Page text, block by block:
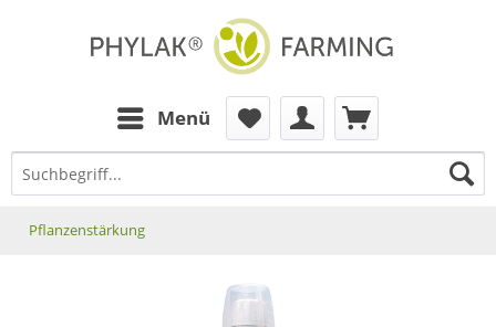
Menü
Pflanzenstärkung